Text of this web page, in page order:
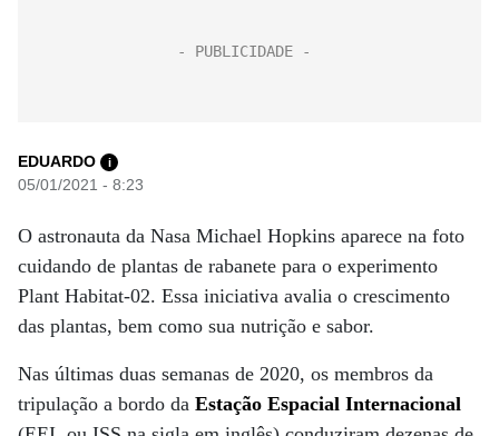
EDUARDO i
05/01/2021 - 8:23
O astronauta da Nasa Michael Hopkins aparece na foto
cuidando de plantas de rabanete para o experimento
Plant Habitat-02. Essa iniciativa avalia o crescimento
das plantas, bem como sua nutrição e sabor.
Nas últimas duas semanas de 2020, os membros da
tripulação a bordo da Estação Espacial Internacional